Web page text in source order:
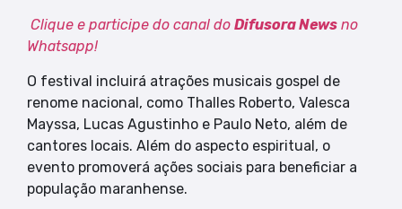
Clique e participe do canal do Difusora News no
Whatsapp!
O festival incluirá atrações musicais gospel de
renome nacional, como Thalles Roberto, Valesca
Mayssa, Lucas Agustinho e Paulo Neto, além de
cantores locais. Além do aspecto espiritual, o
evento promoverá ações sociais para beneficiar a
população maranhense.